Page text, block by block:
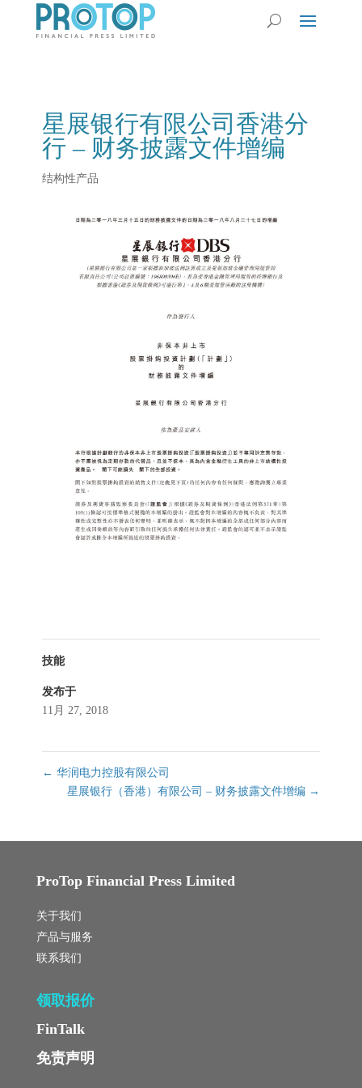
星展银行有限公司香港分
行 – 财务披露文件增编
结构性产品
技能
发布于
11月 27, 2018
← 华润电力控股有限公司
星展银行（香港）有限公司 – 财务披露文件增编 →
ProTop Financial Press Limited
关于我们
产品与服务
联系我们
领取报价
FinTalk
免责声明